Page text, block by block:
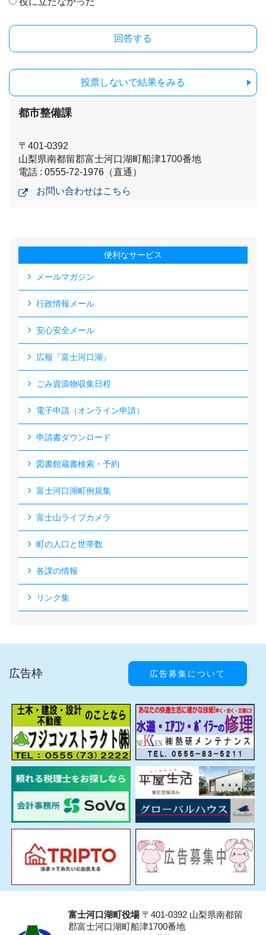
投票しないで結果をみる
都市整備課
〒401-0392
山梨県南都留郡富士河口湖町船津1700番地
電話 : 0555-72-1976（直通）
お問い合わせはこちら
便利なサービス
メールマガジン
行政情報メール
安心安全メール
広報『富士河口湖』
ごみ資源物収集日程
電子申請（オンライン申請）
申請書ダウンロード
図書館蔵書検索・予約
富士河口湖町例規集
富士山ライブカメラ
町の人口と世帯数
各課の情報
リンク集
広告枠 広告募集について
富士河口湖町役場〒401-0392 山梨県南都留
郡富士河口湖町船津1700番地